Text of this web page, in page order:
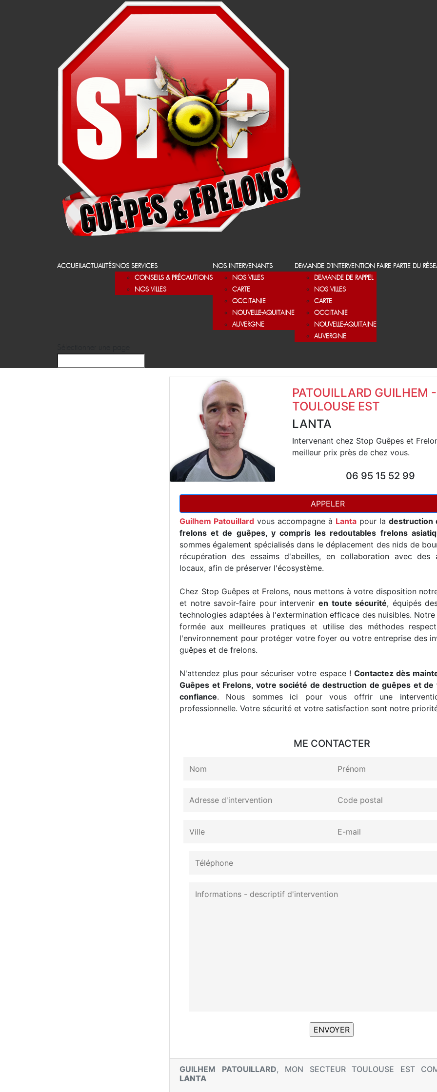
ACCUEILACTUALITÉSNOS SERVICES
CONSEILS & PRÉCAUTIONS
NOS VILLES
NOS INTERVENANTS
NOS VILLES
CARTE
OCCITANIE
NOUVELLE-AQUITAINE
AUVERGNE
DEMANDE D’INTERVENTION
DEMANDE DE RAPPEL
NOS VILLES
CARTE
OCCITANIE
NOUVELLE-AQUITAINE
AUVERGNE
FAIRE PARTIE DU
PATOUILLARD GUILHEM -
TOULOUSE EST
LANTA
Intervenant chez Stop Guêpes et
meilleur prix près de chez vous.
06 95 15 52 99
APPELER
Guilhem Patouillard vous accompagne à Lanta pour la destruction
frelons et de guêpes, y compris les redoutables frelons
sommes également spécialisés dans le déplacement des nids de
récupération des essaims d'abeilles, en collaboration avec des
locaux, afin de préserver l'écosystème.
Chez Stop Guêpes et Frelons, nous mettons à votre disposition
et notre savoir-faire pour intervenir en toute sécurité, équipés
technologies adaptées à l'extermination efficace des nuisibles. Notre
formée aux meilleures pratiques et utilise des méthodes
l'environnement pour protéger votre foyer ou votre entreprise des
guêpes et de frelons.
N'attendez plus pour sécuriser votre espace ! Contactez dès
Guêpes et Frelons, votre société de destruction de guêpes et de
confiance. Nous sommes ici pour vous offrir une
professionnelle. Votre sécurité et votre satisfaction sont notre
ME CONTACTER
GUILHEM PATOUILLARD, MON SECTEUR TOULOUSE EST
LANTA